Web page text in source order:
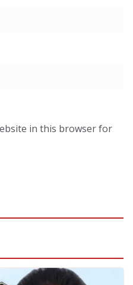
in this browser for